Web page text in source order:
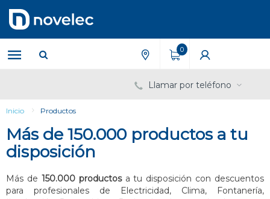
contenido
menú
de
navegación
0
Llamar por teléfono
Inicio Productos
Más de 150.000 productos a tu
disposición
Más de 150.000 productosa tu disposición con descuentos
para profesionales de Electricidad, Clima, Fontanería,